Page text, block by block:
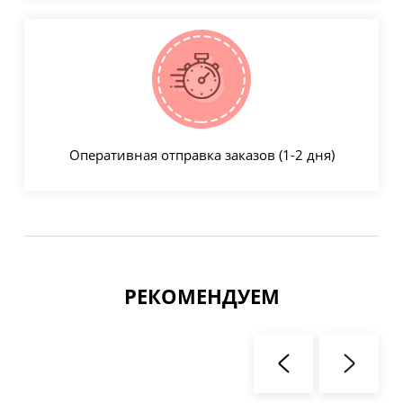
Оперативная отправка заказов (1-2 дня)
РЕКОМЕНДУЕМ